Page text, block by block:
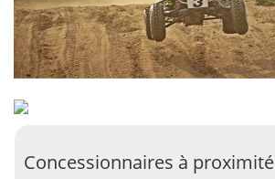
Concessionnaires à proximité